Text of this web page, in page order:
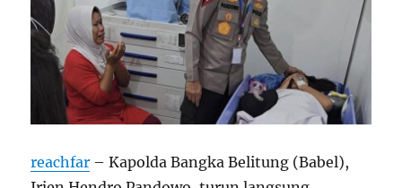
reachfar – Kapolda Bangka Belitung (Babel),